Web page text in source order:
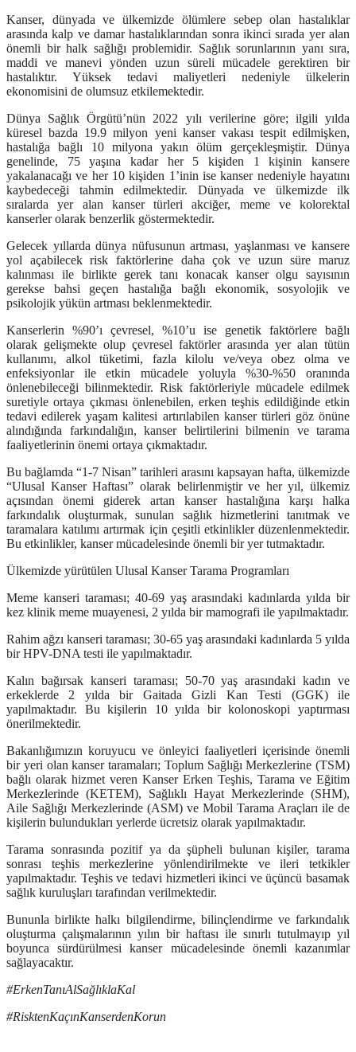
Kanser, dünyada ve ülkemizde ölümlere sebep olan hastalıklar
arasında kalp ve damar hastalıklarından sonra ikinci sırada yer alan
önemli bir halk sağlığı problemidir. Sağlık sorunlarının yanı sıra,
maddi ve manevi yönden uzun süreli mücadele gerektiren bir
hastalıktır. Yüksek tedavi maliyetleri nedeniyle ülkelerin
ekonomisini de olumsuz etkilemektedir.
Dünya Sağlık Örgütü’nün 2022 yılı verilerine göre; ilgili yılda
küresel bazda 19.9 milyon yeni kanser vakası tespit edilmişken,
hastalığa bağlı 10 milyona yakın ölüm gerçekleşmiştir. Dünya
genelinde, 75 yaşına kadar her 5 kişiden 1 kişinin kansere
yakalanacağı ve her 10 kişiden 1’inin ise kanser nedeniyle hayatını
kaybedeceği tahmin edilmektedir. Dünyada ve ülkemizde ilk
sıralarda yer alan kanser türleri akciğer, meme ve kolorektal
kanserler olarak benzerlik göstermektedir.
Gelecek yıllarda dünya nüfusunun artması, yaşlanması ve kansere
yol açabilecek risk faktörlerine daha çok ve uzun süre maruz
kalınması ile birlikte gerek tanı konacak kanser olgu sayısının
gerekse bahsi geçen hastalığa bağlı ekonomik, sosyolojik ve
psikolojik yükün artması beklenmektedir.
Kanserlerin %90’ı çevresel, %10’u ise genetik faktörlere bağlı
olarak gelişmekte olup çevresel faktörler arasında yer alan tütün
kullanımı, alkol tüketimi, fazla kilolu ve/veya obez olma ve
enfeksiyonlar ile etkin mücadele yoluyla %30-%50 oranında
önlenebileceği bilinmektedir. Risk faktörleriyle mücadele edilmek
suretiyle ortaya çıkması önlenebilen, erken teşhis edildiğinde etkin
tedavi edilerek yaşam kalitesi artırılabilen kanser türleri göz önüne
alındığında farkındalığın, kanser belirtilerini bilmenin ve tarama
faaliyetlerinin önemi ortaya çıkmaktadır.
Bu bağlamda “1-7 Nisan” tarihleri arasını kapsayan hafta, ülkemizde
“Ulusal Kanser Haftası” olarak belirlenmiştir ve her yıl, ülkemiz
açısından önemi giderek artan kanser hastalığına karşı halka
farkındalık oluşturmak, sunulan sağlık hizmetlerini tanıtmak ve
taramalara katılımı artırmak için çeşitli etkinlikler düzenlenmektedir.
Bu etkinlikler, kanser mücadelesinde önemli bir yer tutmaktadır.
Ülkemizde yürütülen Ulusal Kanser Tarama Programları
Meme kanseri taraması; 40-69 yaş arasındaki kadınlarda yılda bir
kez klinik meme muayenesi, 2 yılda bir mamografi ile yapılmaktadır.
Rahim ağzı kanseri taraması; 30-65 yaş arasındaki kadınlarda 5 yılda
bir HPV-DNA testi ile yapılmaktadır.
Kalın bağırsak kanseri taraması; 50-70 yaş arasındaki kadın ve
erkeklerde 2 yılda bir Gaitada Gizli Kan Testi (GGK) ile
yapılmaktadır. Bu kişilerin 10 yılda bir kolonoskopi yaptırması
önerilmektedir.
Bakanlığımızın koruyucu ve önleyici faaliyetleri içerisinde önemli
bir yeri olan kanser taramaları; Toplum Sağlığı Merkezlerine (TSM)
bağlı olarak hizmet veren Kanser Erken Teşhis, Tarama ve Eğitim
Merkezlerinde (KETEM), Sağlıklı Hayat Merkezlerinde (SHM),
Aile Sağlığı Merkezlerinde (ASM) ve Mobil Tarama Araçları ile de
kişilerin bulundukları yerlerde ücretsiz olarak yapılmaktadır.
Tarama sonrasında pozitif ya da şüpheli bulunan kişiler, tarama
sonrası teşhis merkezlerine yönlendirilmekte ve ileri tetkikler
yapılmaktadır. Teşhis ve tedavi hizmetleri ikinci ve üçüncü basamak
sağlık kuruluşları tarafından verilmektedir.
Bununla birlikte halkı bilgilendirme, bilinçlendirme ve farkındalık
oluşturma çalışmalarının yılın bir haftası ile sınırlı tutulmayıp yıl
boyunca sürdürülmesi kanser mücadelesinde önemli kazanımlar
sağlayacaktır.
#ErkenTanıAlSağlıklaKal
#RisktenKaçınKanserdenKorun